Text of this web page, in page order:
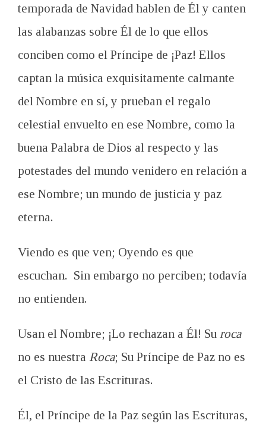
temporada de Navidad hablen de Él y canten
las alabanzas sobre Él de lo que ellos
conciben como el Príncipe de ¡Paz! Ellos
captan la música exquisitamente calmante
del Nombre en sí, y prueban el regalo
celestial envuelto en ese Nombre, como la
buena Palabra de Dios al respecto y las
potestades del mundo venidero en relación a
ese Nombre; un mundo de justicia y paz
eterna.
Viendo es que ven; Oyendo es que
escuchan. Sin embargo no perciben; todavía
no entienden.
Usan el Nombre; ¡Lo rechazan a Él! Su roca
no es nuestra Roca; Su Príncipe de Paz no es
el Cristo de las Escrituras.
Él, el Príncipe de la Paz según las Escrituras,